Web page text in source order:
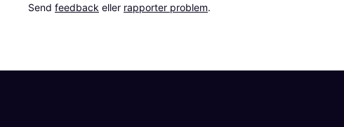
Send feedback eller rapporter problem.